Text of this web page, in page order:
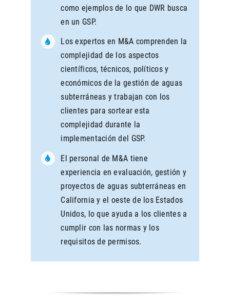
como ejemplos de lo que DWR busca
en un GSP.
Los expertos en M&A comprenden la
complejidad de los aspectos
científicos, técnicos, políticos y
económicos de la gestión de aguas
subterráneas y trabajan con los
clientes para sortear esta
complejidad durante la
implementación del GSP.
El personal de M&A tiene
experiencia en evaluación, gestión y
proyectos de aguas subterráneas en
California y el oeste de los Estados
Unidos, lo que ayuda a los clientes a
cumplir con las normas y los
requisitos de permisos.